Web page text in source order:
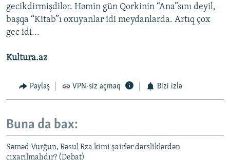
gecikdirmişdilər. Həmin gün Qorkinin “Ana”sını deyil,
başqa “Kitab”ı oxuyanlar idi meydanlarda. Artıq çox
gec idi...
Kultura.az
Paylaş VPN-siz açmaq Bizi izlə
Buna da bax:
Səməd Vurğun, Rəsul Rza kimi şairlər dərsliklərdən
çıxarılmalıdır? (Debat)